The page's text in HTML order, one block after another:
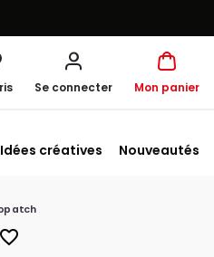
Se connecter Mon panier
Idées créatives Nouveautés
favorite_border